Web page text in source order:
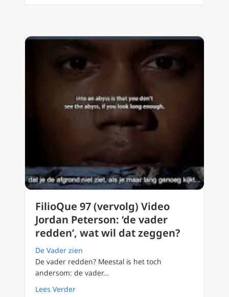
FilioQue 97 (vervolg) Video
Jordan Peterson: ‘de vader
redden’, wat wil dat zeggen?
De Vader zien
De vader redden? Meestal is het toch
andersom: de vader…
Lees Verderabout FilioQue 97 (vervolg) Video Jordan